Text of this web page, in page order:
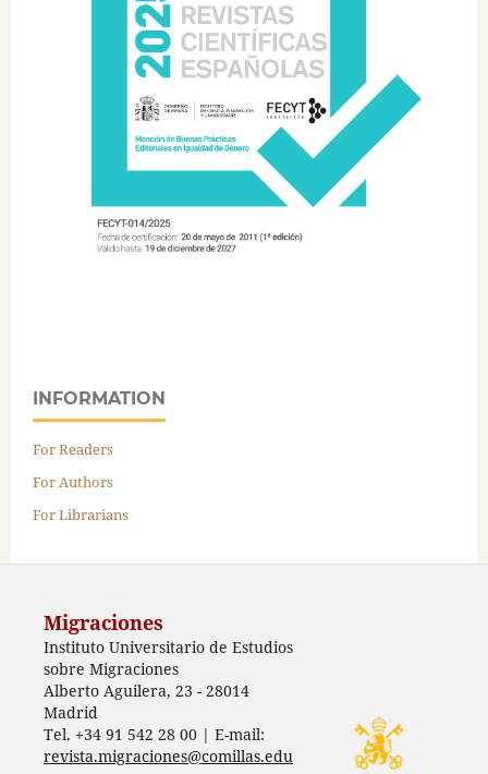
INFORMATION
For Readers
For Authors
For Librarians
Migraciones
Instituto Universitario de Estudios
sobre Migraciones
Alberto Aguilera, 23 - 28014
Madrid
Tel. +34 91 542 28 00 | E-mail:
revista.migraciones@comillas.edu